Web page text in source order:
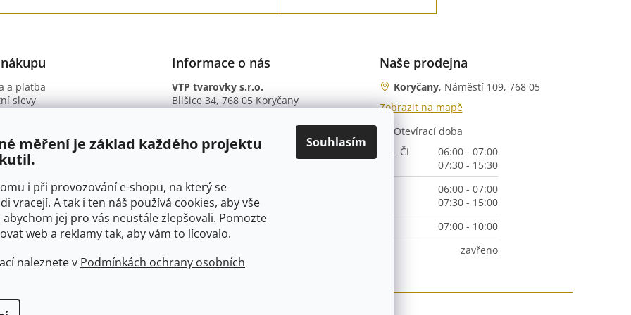
měření je základ každého projektu
i při provozování e-shopu, na který se
vracejí. A tak i ten náš používá cookies, aby vše
jej pro vás neustále zlepšovali. Pomozte
web a reklamy tak, aby vám to lícovalo.
naleznete v Podmínkách ochrany osobních
Souhlasím
a platba
slevy
ochrany osobních údajů
Informace o nás
VTP tvarovky s.r.o.
Blišice 34, 768 05 Koryčany
B. ú.: 2301934375/2010 (Fio banka)
Naše prodejna
Koryčany, Náměstí 109, 768 05
Zobrazit na mapě
Otevírací doba
Po - Čt
06:00 - 07:00
07:30 - 15:30
06:00 - 07:00
07:30 - 15:00
07:00 - 10:00
zavřeno